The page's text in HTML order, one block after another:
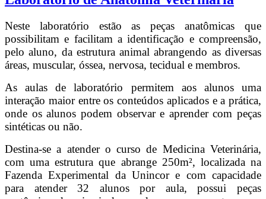
Neste laboratório estão as peças anatômicas que
possibilitam e facilitam a identificação e compreensão,
pelo aluno, da estrutura animal abrangendo as diversas
áreas, muscular, óssea, nervosa, tecidual e membros.
As aulas de laboratório permitem aos alunos uma
interação maior entre os conteúdos aplicados e a prática,
onde os alunos podem observar e aprender com peças
sintéticas ou não.
Destina-se a atender o curso de Medicina Veterinária,
com uma estrutura que abrange 250m², localizada na
Fazenda Experimental da Unincor e com capacidade
para atender 32 alunos por aula, possui peças